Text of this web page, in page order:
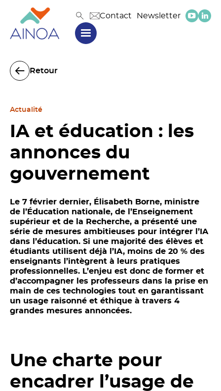
Contact Newsletter
Retour
Actualité
IA et éducation : les
annonces du
gouvernement
Le 7 février dernier, Élisabeth Borne, ministre
de l’Éducation nationale, de l’Enseignement
supérieur et de la Recherche, a présenté une
série de mesures ambitieuses pour intégrer l’IA
dans l’éducation. Si une majorité des élèves et
étudiants utilisent déjà l’IA, moins de 20 % des
enseignants l’intègrent à leurs pratiques
professionnelles. L’enjeu est donc de former et
d’accompagner les professeurs dans la prise en
main de ces technologies tout en garantissant
un usage raisonné et éthique à travers 4
grandes mesures annoncées.
Une charte pour
encadrer l’usage de